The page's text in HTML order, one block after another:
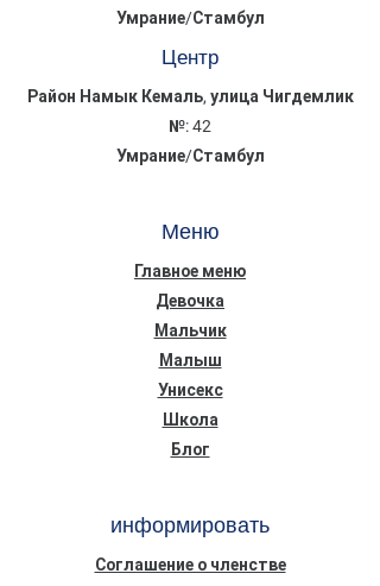
Умрание/Стамбул
Центр
Район Намык Кемаль, улица Чигдемлик
№: 42
Умрание/Стамбул
Меню
Главное меню
Девочка
Мальчик
Малыш
Унисекс
Школа
Блог
информировать
Соглашение о членстве